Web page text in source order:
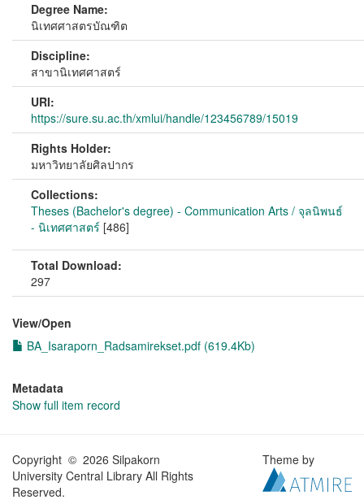
Degree Name:
นิเทศศาสตรบัณฑิต
Discipline:
สาขานิเทศศาสตร์
URI:
https://sure.su.ac.th/xmlui/handle/123456789/15019
Rights Holder:
มหาวิทยาลัยศิลปากร
Collections:
Theses (Bachelor's degree) - Communication Arts / จุลนิพนธ์
- นิเทศศาสตร์ [486]
Total Download:
297
View/Open
BA_Isaraporn_Radsamirekset.pdf (619.4Kb)
Metadata
Show full item record
Copyright © 2026 Silpakorn
University Central Library All Rights
Reserved.
Theme by